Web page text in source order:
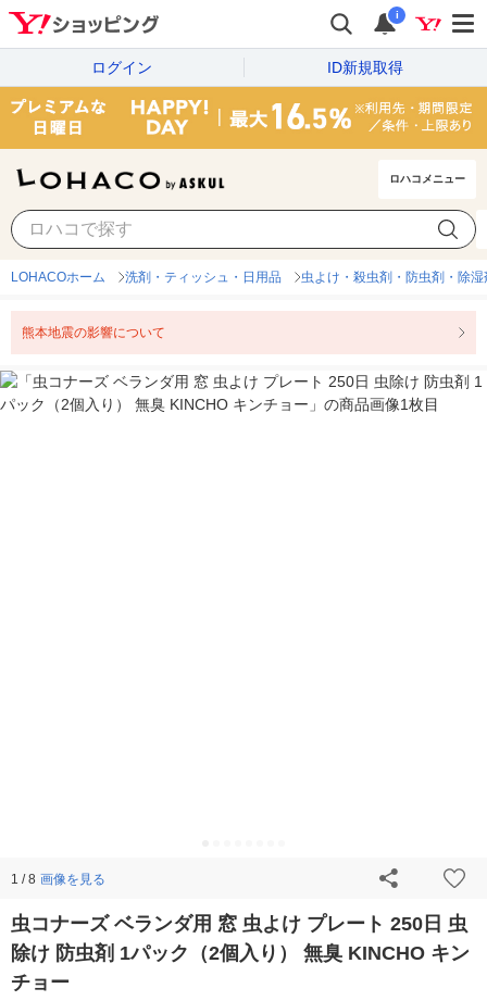
i
ログイン ID新規取得
ロハコメニュー
LOHACOホーム 洗剤・ティッシュ・日用品 虫よけ・殺虫剤・防虫剤・除湿
熊本地震の影響について
1 / 8 画像を見る
虫コナーズ ベランダ用 窓 虫よけ プレート 250日 虫
除け 防虫剤 1パック（2個入り） 無臭 KINCHO キン
チョー